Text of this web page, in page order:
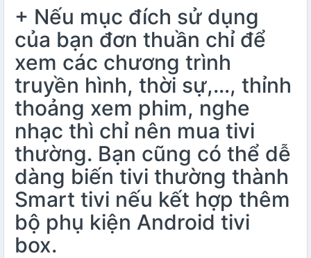
+ Nếu mục đích sử dụng
của bạn đơn thuần chỉ để
xem các chương trình
truyền hình, thời sự,…, thỉnh
thoảng xem phim, nghe
nhạc thì chỉ nên mua tivi
thường. Bạn cũng có thể dễ
dàng biến tivi thường thành
Smart tivi nếu kết hợp thêm
bộ phụ kiện Android tivi
box.